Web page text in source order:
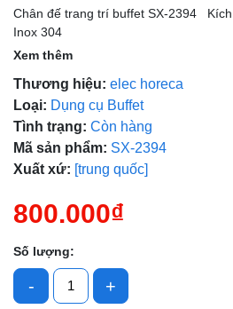
Chân đế trang trí buffet SX-2394
Inox 304
Xem thêm
Thương hiệu: elec horeca
Loại: Dụng cụ Buffet
Tình trạng: Còn hàng
Mã sản phẩm: SX-2394
Xuất xứ: [trung quốc]
800.000₫
Số lượng:
- +